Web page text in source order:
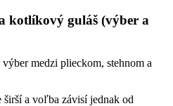
kotlíkový guláš (výber a
medzi plieckom, stehnom a
širší a voľba závisí jednak od